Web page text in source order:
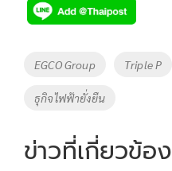
e
b
o
o
k
tt
er
p
y
Li
Tags
EGCO Group Triple P
ธุกิจไฟฟ้ายั่งยืน
ข่าวที่เกี่ยวข้อง